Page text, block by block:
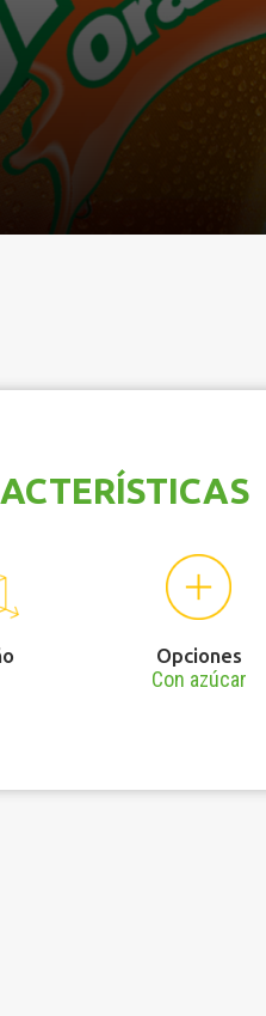
Opciones
Con azúcar